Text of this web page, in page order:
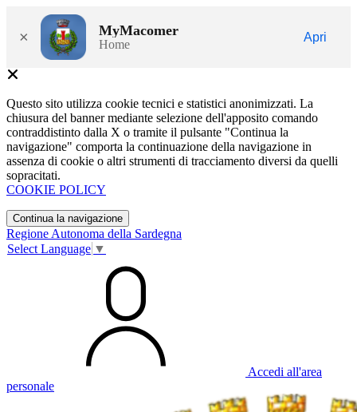
× MyMacomer
Home
Apri
Questo sito utilizza cookie tecnici e statistici anonimizzati. La
chiusura del banner mediante selezione dell'apposito comando
contraddistinto dalla X o tramite il pulsante "Continua la
navigazione" comporta la continuazione della navigazione in
assenza di cookie o altri strumenti di tracciamento diversi da quelli
sopracitati.
COOKIE POLICY
Continua la navigazione
Regione Autonoma della Sardegna
Select Language ▼
Accedi all'area
personale